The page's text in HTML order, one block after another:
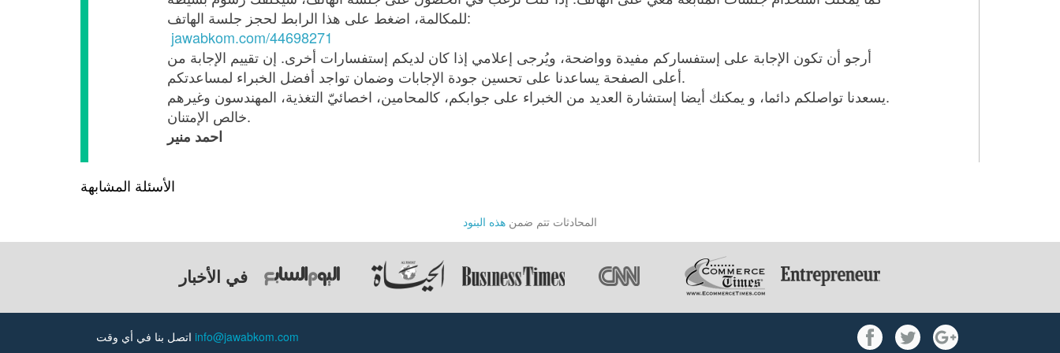
للمكالمة، اضغط على هذا الرابط لحجز جلسة الهاتف:
jawabkom.com/44698271
أرجو أن تكون الإجابة على إستفساركم مفيدة وواضحة، ويُرجى إعلامي إذا كان لديكم إستفسارات أخرى. إن تقييم الإجابة من
أعلى الصفحة يساعدنا على تحسين جودة الإجابات وضمان تواجد أفضل الخبراء لمساعدتكم.
يسعدنا تواصلكم دائما، و يمكنك أيضا إستشارة العديد من الخبراء على جوابكم، كالمحامين، اخصائيّ التغذية، المهندسون وغيرهم.
خالص الإمتنان.
احمد منير
الأسئلة المشابهة
المحادثات تتم ضمن هذه البنود
في الأخبار
info@jawabkom.com